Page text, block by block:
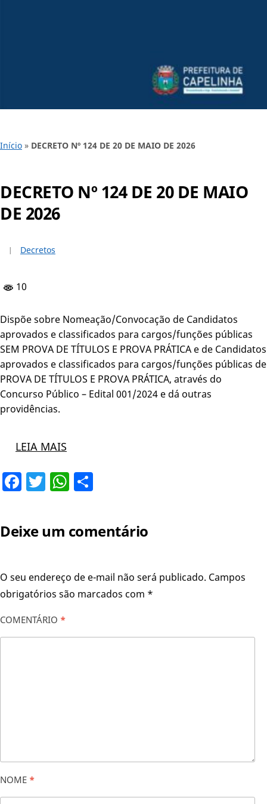
Início » DECRETO Nº 124 DE 20 DE MAIO DE 2026
DECRETO Nº 124 DE 20 DE MAIO
DE 2026
Decretos
10
Dispõe sobre Nomeação/Convocação de Candidatos
aprovados e classificados para cargos/funções públicas
SEM PROVA DE TÍTULOS E PROVA PRÁTICA e de Candidatos
aprovados e classificados para cargos/funções públicas de
PROVA DE TÍTULOS E PROVA PRÁTICA, através do
Concurso Público – Edital 001/2024 e dá outras
providências.
LEIA MAIS
Facebook
TwitterWhatsApp
Deixe um comentário
O seu endereço de e-mail não será publicado. Campos
obrigatórios são marcados com *
COMENTÁRIO *
NOME *